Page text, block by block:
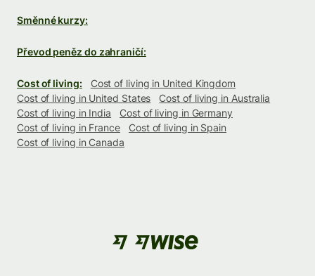
Směnné kurzy:
Převod peněz do zahraničí:
Cost of living:
Cost of living in United Kingdom
Cost of living in United States
Cost of living in Australia
Cost of living in India
Cost of living in Germany
Cost of living in France
Cost of living in Spain
Cost of living in Canada